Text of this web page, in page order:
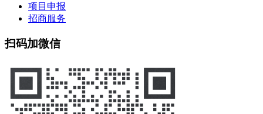
项目申报
招商服务
扫码加微信